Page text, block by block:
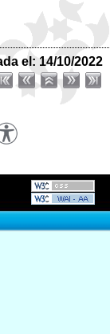
el: 14/10/2022